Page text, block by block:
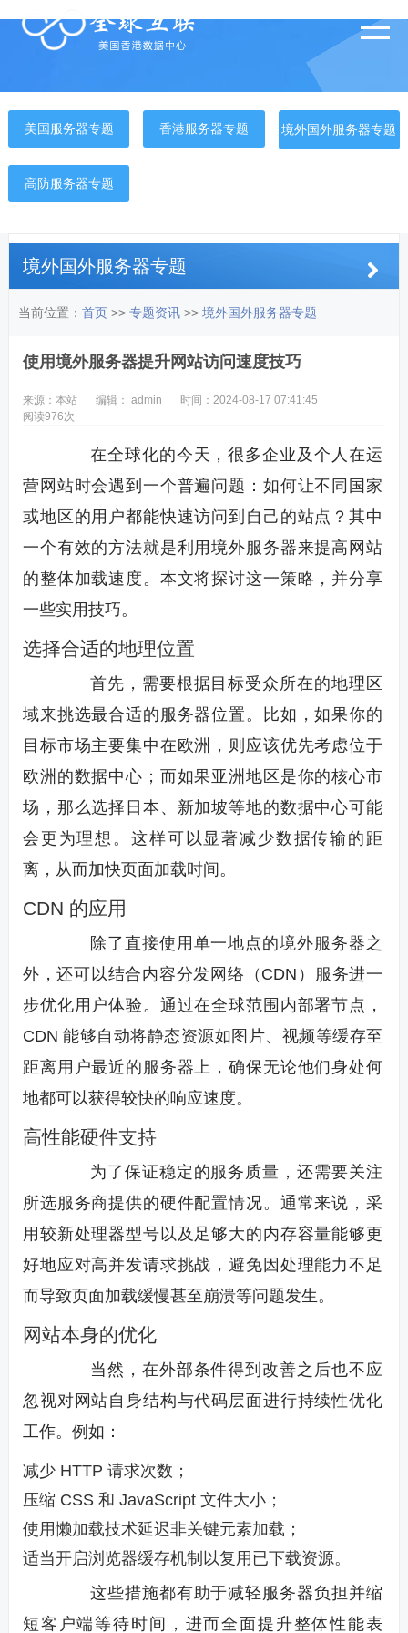
美国服务器专题 香港服务器专题 境外国外服务器专题
高防服务器专题
境外国外服务器专题
当前位置： 首页>> 专题资讯>> 境外国外服务器专题
使用境外服务器提升网站访问速度技巧
来源：本站 编辑： admin
时间：2024-08-17 07:41:45
阅读976次
在全球化的今天，很多企业及个人在运
营网站时会遇到一个普遍问题：如何让不同国家
或地区的用户都能快速访问到自己的站点？其中
一个有效的方法就是利用境外服务器来提高网站
的整体加载速度。本文将探讨这一策略，并分享
一些实用技巧。
选择合适的地理位置
首先，需要根据目标受众所在的地理区
域来挑选最合适的服务器位置。比如，如果你的
目标市场主要集中在欧洲，则应该优先考虑位于
欧洲的数据中心；而如果亚洲地区是你的核心市
场，那么选择日本、新加坡等地的数据中心可能
会更为理想。这样可以显著减少数据传输的距
离，从而加快页面加载时间。
CDN 的应用
除了直接使用单一地点的境外服务器之
外，还可以结合内容分发网络（CDN）服务进一
步优化用户体验。通过在全球范围内部署节点，
CDN 能够自动将静态资源如图片、视频等缓存至
距离用户最近的服务器上，确保无论他们身处何
地都可以获得较快的响应速度。
高性能硬件支持
为了保证稳定的服务质量，还需要关注
所选服务商提供的硬件配置情况。通常来说，采
用较新处理器型号以及足够大的内存容量能够更
好地应对高并发请求挑战，避免因处理能力不足
而导致页面加载缓慢甚至崩溃等问题发生。
网站本身的优化
当然，在外部条件得到改善之后也不应
忽视对网站自身结构与代码层面进行持续性优化
工作。例如：
减少 HTTP 请求次数；
压缩 CSS 和 JavaScript 文件大小；
使用懒加载技术延迟非关键元素加载；
适当开启浏览器缓存机制以复用已下载资源。
这些措施都有助于减轻服务器负担并缩
短客户端等待时间，进而全面提升整体性能表